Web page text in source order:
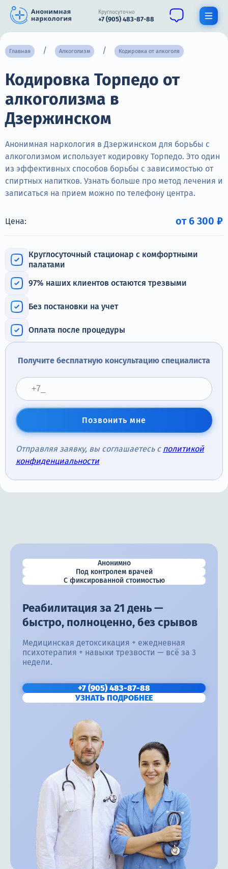
Круглосуточно
+7 (905) 483-87-88
О нас
Наркомания
Алкоголизм
Нарколог
Стационар
Психиатрия
Контакты
Круглосуточно, анонимно
+7 (905) 483-87-88
Адрес call-центра
Главная Алкоголизм Кодировка от алкоголя
Кодировка Торпедо от
алкоголизма в
Дзержинском
Анонимная наркология в Дзержинском для борьбы с
алкоголизмом использует кодировку Торпедо. Это один
из эффективных способов борьбы с зависимостью от
спиртных напитков. Узнать больше про метод лечения и
записаться на прием можно по телефону центра.
Цена: от 6 300 ₽
Круглосуточный стационар с комфортными
палатами
97% наших клиентов остаются трезвыми
Без постановки на учет
Оплата после процедуры
Получите бесплатную консультацию специалиста
Позвонить мне
Отправляя заявку, вы соглашаетесь с политикой
конфиденциальности
Анонимно
Под контролем врачей
С фиксированной стоимостью
Реабилитация за 21 день —
быстро, полноценно, без срывов
Медицинская детоксикация + ежедневная
психотерапия + навыки трезвости — всё за 3
недели.
+7 (905) 483-87-88
УЗНАТЬ ПОДРОБНЕЕ